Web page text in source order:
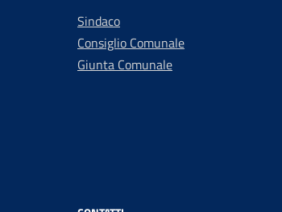
Sindaco
Consiglio Comunale
Giunta Comunale